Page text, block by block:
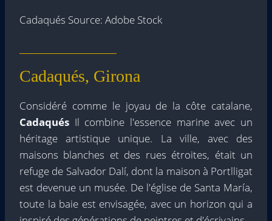
Cadaqués Source: Adobe Stock
Cadaqués, Girona
Considéré comme le joyau de la côte catalane,
Cadaqués Il combine l'essence marine avec un
héritage artistique unique. La ville, avec des
maisons blanches et des rues étroites, était un
refuge de Salvador Dalí, dont la maison à Portlligat
est devenue un musée. De l'église de Santa María,
toute la baie est envisagée, avec un horizon qui a